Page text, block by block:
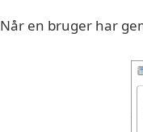
Når en bruger har